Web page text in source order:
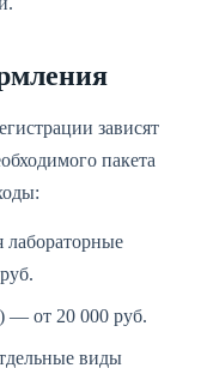
зависят
пакета
лабораторные
— от 20 000 руб.
виды